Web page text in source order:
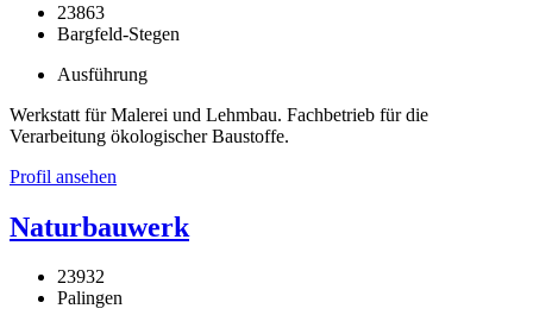
23863
Bargfeld-Stegen
Ausführung
Werkstatt für Malerei und Lehmbau. Fachbetrieb für die
Verarbeitung ökologischer Baustoffe.
Profil ansehen
Naturbauwerk
23932
Palingen